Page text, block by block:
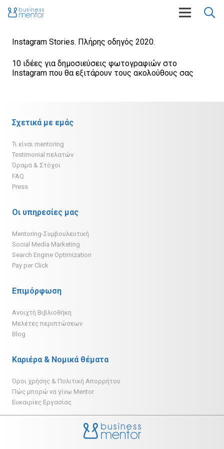
Instagram Stories. Πλήρης οδηγός 2020.
10 ιδέες για δημοσιεύσεις φωτογραφιών στο
Instagram που θα εξιτάρουν τους ακολούθους σας
Σχετικά με εμάς
Τι είναι mentoring
Testimonial πελατών
Όραμα & Στόχοι
FAQ
Press
Οι υπηρεσίες μας
Mentoring-Συμβουλευτική
Social Media Marketing
Search Engine Optimization
Pay per Click
Επιμόρφωση
Ανοιχτή Βιβλιοθήκη
Μελέτες περιπτώσεων
Blog
Καριέρα & Νομικά θέματα
Όροι χρήσης & Πολιτική Απορρήτου
Πώς μπορώ να γίνω Mentor
Ευκαιρίες Εργασίας